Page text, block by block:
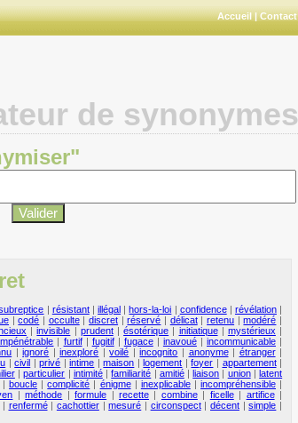
Accueil|Contact
de synonymes
| résistant|illégal |hors-la-loi | confidence| révélation|
|codé | occulte|discret |réservé | délicat|retenu |modéré |
|invisible | prudent|ésotérique | initiatique| mystérieux |
| furtif| fugitif| fugace| inavoué| incommunicable|
|ignoré |inexploré |voilé |incognito | anonyme| étranger|
|civil |privé |intime |maison |logement |foyer | appartement|
|particulier | intimité|familiarité | amitié|liaison | union|latent
boucle |complicité | énigme| inexplicable| incompréhensible |
|méthode |formule |recette | combine| ficelle| artifice|
| renfermé| cachottier|mesuré | circonspect| décent |simple |